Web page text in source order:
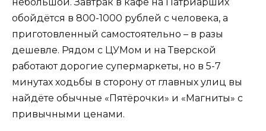
обойдётся в 800-1000 рублей с человека, а
приготовленный самостоятельно – в разы
дешевле. Рядом с ЦУМом и на Тверской
работают дорогие супермаркеты, но в 5-7
минутах ходьбы в сторону от главных улиц вы
найдёте обычные «Пятёрочки» и «Магниты» с
привычными ценами.